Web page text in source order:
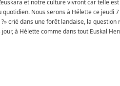
et notre culture vivront car telle
Nous serons à Hélette ce jeudi
crié dans une forêt landaise, la
à Hélette comme dans tout Euskal